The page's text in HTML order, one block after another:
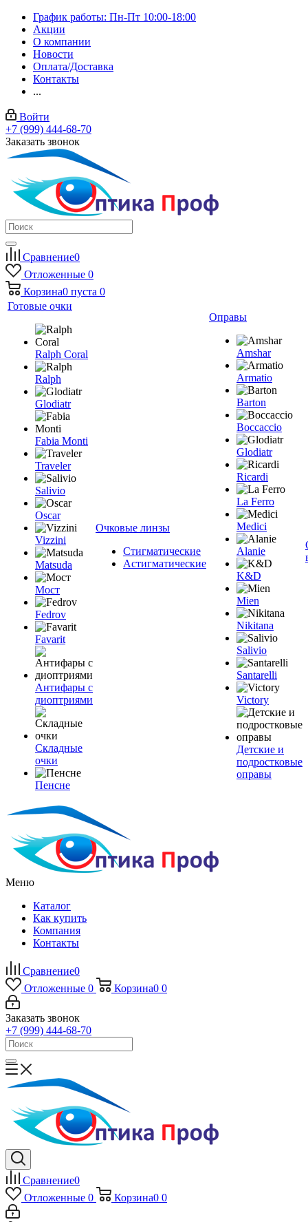
График работы: Пн-Пт 10:00-18:00
Акции
О компании
Новости
Оплата/Доставка
Контакты
...
Войти
+7 (999) 444-68-70
Заказать звонок
Сравнение0
Отложенные 0
Корзина0 пуста 0
Готовые очки
Ralph Coral
Ralph
Glodiatr
Fabia Monti
Traveler
Salivio
Oscar
Vizzini
Matsuda
Мост
Fedrov
Favarit
Антифары с
диоптриями
Складные
очки
Пенсне
Очковые линзы
Стигматические
Астигматические
Оправы
Amshar
Armatio
Barton
Boccaccio
Glodiatr
Ricardi
La Ferro
Medici
Alanie
K&D
Mien
Nikitana
Salivio
Santarelli
Victory
Детские и
подростковые
оправы
Меню
Каталог
Как купить
Компания
Контакты
Сравнение0
Отложенные 0 Корзина0 0
Заказать звонок
+7 (999) 444-68-70
Сравнение0
Отложенные 0 Корзина0 0